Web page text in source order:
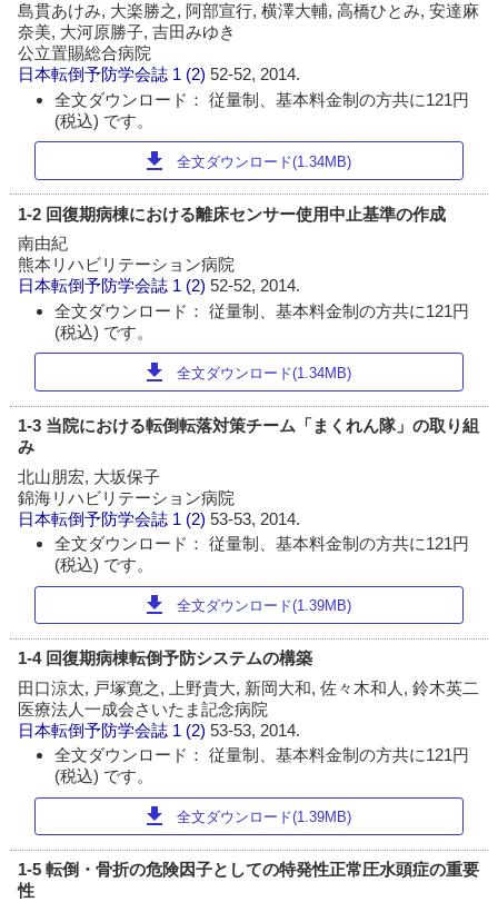
島貫あけみ, 大楽勝之, 阿部宣行, 横澤大輔, 高橋ひとみ, 安達麻
奈美, 大河原勝子, 吉田みゆき
公立置賜総合病院
日本転倒予防学会誌 1 (2)52-52, 2014.
全文ダウンロード： 従量制、基本料金制の方共に121円
(税込) です。
download 全文ダウンロード(1.34MB)
1-2 回復期病棟における離床センサー使用中止基準の作成
南由紀
熊本リハビリテーション病院
日本転倒予防学会誌 1 (2)52-52, 2014.
全文ダウンロード： 従量制、基本料金制の方共に121円
(税込) です。
download 全文ダウンロード(1.34MB)
1-3 当院における転倒転落対策チーム「まくれん隊」の取り組
み
北山朋宏, 大坂保子
錦海リハビリテーション病院
日本転倒予防学会誌 1 (2)53-53, 2014.
全文ダウンロード： 従量制、基本料金制の方共に121円
(税込) です。
download 全文ダウンロード(1.39MB)
1-4 回復期病棟転倒予防システムの構築
田口涼太, 戸塚寛之, 上野貴大, 新岡大和, 佐々木和人, 鈴木英二
医療法人一成会さいたま記念病院
日本転倒予防学会誌 1 (2)53-53, 2014.
全文ダウンロード： 従量制、基本料金制の方共に121円
(税込) です。
download 全文ダウンロード(1.39MB)
1-5 転倒・骨折の危険因子としての特発性正常圧水頭症の重要
性